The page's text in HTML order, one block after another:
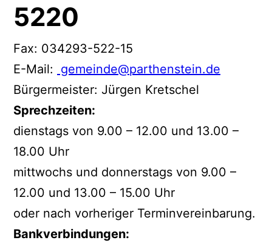
5220
Fax: 034293-522-15
E-Mail:
gemeinde@parthenstein.de
Bürgermeister: Jürgen Kretschel
Sprechzeiten:
dienstags von 9.00 – 12.00 und 13.00 –
18.00 Uhr
mittwochs und donnerstags von 9.00 –
12.00 und 13.00 – 15.00 Uhr
oder nach vorheriger Terminvereinbarung.
Bankverbindungen: